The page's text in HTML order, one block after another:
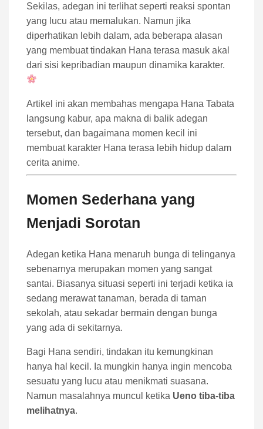
Sekilas, adegan ini terlihat seperti reaksi spontan
yang lucu atau memalukan. Namun jika
diperhatikan lebih dalam, ada beberapa alasan
yang membuat tindakan Hana terasa masuk akal
dari sisi kepribadian maupun dinamika karakter.
Artikel ini akan membahas mengapa Hana Tabata
langsung kabur, apa makna di balik adegan
tersebut, dan bagaimana momen kecil ini
membuat karakter Hana terasa lebih hidup dalam
cerita anime.
Momen Sederhana yang
Menjadi Sorotan
Adegan ketika Hana menaruh bunga di telinganya
sebenarnya merupakan momen yang sangat
santai. Biasanya situasi seperti ini terjadi ketika ia
sedang merawat tanaman, berada di taman
sekolah, atau sekadar bermain dengan bunga
yang ada di sekitarnya.
Bagi Hana sendiri, tindakan itu kemungkinan
hanya hal kecil. Ia mungkin hanya ingin mencoba
sesuatu yang lucu atau menikmati suasana.
Namun masalahnya muncul ketika Ueno tiba-tiba
melihatnya.